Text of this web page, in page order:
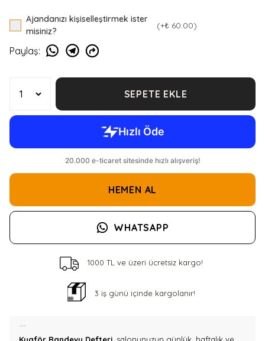
Ajandanızı kişiselleştirmek ister
misiniz?
(+₺ 60.00)
Paylaş:
SEPETE EKLE
HEMEN AL
WHATSAPP
1000 TL ve üzeri ücretsiz kargo!
3 iş günü içinde kargolanır!